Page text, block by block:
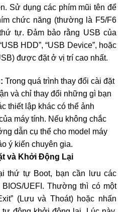
Sử dụng các phím mũi tên để
chức năng (thường là F5/F6
tự. Đảm bảo rằng USB của
HDD”, “USB Device”, hoặc
được đặt ở vị trí cao nhất.
Trong quá trình thay đổi cài đặt
và chỉ thay đổi những gì bạn
thiết lập khác có thể ảnh
máy tính. Nếu không chắc
dẫn cụ thể cho model máy
ý kiến chuyên gia.
và Khởi Động Lại
thứ tự Boot, bạn cần lưu các
UEFI. Thường thì có một
(Lưu và Thoát) hoặc nhấn